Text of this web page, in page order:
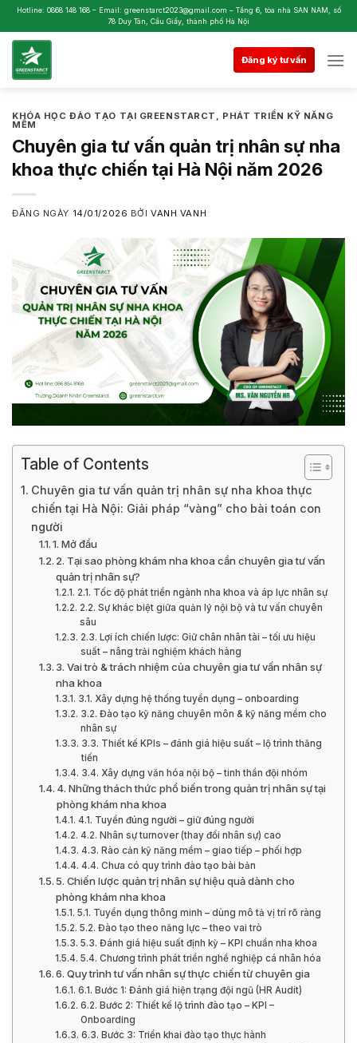
Skip
to
content
Hotline: 0868 148 168 – Email: greenstarct2023@gmail.com – Tầng 6, tòa nhà SAN NAM, số
78 Duy Tân, Cầu Giấy, thành phố Hà Nội
Đăng ký tư vấn
KHÓA HỌC ĐÀO TẠO TẠI GREENSTARCT , PHÁT TRIỂN KỸ NĂNG
MỀM
Chuyên gia tư vấn quản trị nhân sự nha
khoa thực chiến tại Hà Nội năm 2026
ĐĂNG NGÀY 14/01/2026 BỞIVANH VANH
Table of Contents
Chuyên gia tư vấn quản trị nhân sự nha khoa thực
chiến tại Hà Nội: Giải pháp “vàng” cho bài toán con
người
1. Mở đầu
2. Tại sao phòng khám nha khoa cần chuyên gia tư vấn
quản trị nhân sự?
2.1. Tốc độ phát triển ngành nha khoa và áp lực nhân sự
2.2. Sự khác biệt giữa quản lý nội bộ và tư vấn chuyên
sâu
2.3. Lợi ích chiến lược: Giữ chân nhân tài – tối ưu hiệu
suất – nâng trải nghiệm khách hàng
3. Vai trò & trách nhiệm của chuyên gia tư vấn nhân sự
nha khoa
3.1. Xây dựng hệ thống tuyển dụng – onboarding
3.2. Đào tạo kỹ năng chuyên môn & kỹ năng mềm cho
nhân sự
3.3. Thiết kế KPIs – đánh giá hiệu suất – lộ trình thăng
tiến
3.4. Xây dựng văn hóa nội bộ – tinh thần đội nhóm
4. Những thách thức phổ biến trong quản trị nhân sự tại
phòng khám nha khoa
4.1. Tuyển đúng người – giữ đúng người
4.2. Nhân sự turnover (thay đổi nhân sự) cao
4.3. Rào cản kỹ năng mềm – giao tiếp – phối hợp
4.4. Chưa có quy trình đào tạo bài bản
5. Chiến lược quản trị nhân sự hiệu quả dành cho
phòng khám nha khoa
5.1. Tuyển dụng thông minh – dùng mô tả vị trí rõ ràng
5.2. Đào tạo theo năng lực – theo vai trò
5.3. Đánh giá hiệu suất định kỳ – KPI chuẩn nha khoa
5.4. Chương trình phát triển nghề nghiệp cá nhân hóa
6. Quy trình tư vấn nhân sự thực chiến từ chuyên gia
6.1. Bước 1: Đánh giá hiện trạng đội ngũ (HR Audit)
6.2. Bước 2: Thiết kế lộ trình đào tạo – KPI –
Onboarding
6.3. Bước 3: Triển khai đào tạo thực hành